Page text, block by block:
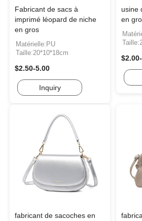
Fabricant de sacs à
imprimé léopard de niche
en gros
Matérielle:PU
Taille:20*10*18cm
$2.50-5.00
Inquiry
usine
en
fabricant de sacoches en